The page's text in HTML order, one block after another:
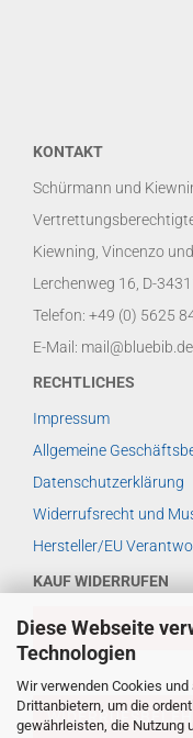
Diese Webseite
Technologien
Wir verwenden Cookies
Drittanbietern, um die
gewährleisten, die Nutzung
KONTAKT
Schürmann und
Kiewning, Vincenzo
Lerchenweg 16, D-
Telefon: +49 (0) 5625
E-Mail: mail@bluebib.de
RECHTLICHES
Impressum
Allgemeine
Datenschutzerklärung
Widerrufsrecht und
Hersteller/EU
KAUF WIDERRUFEN
VERTRAG